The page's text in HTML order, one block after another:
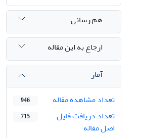
هم رسانی
ارجاع به این مقاله
آمار
تعداد مشاهده مقاله
946
تعداد دریافت فایل
اصل مقاله
715